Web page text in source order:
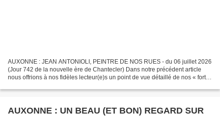
AUXONNE : JEAN ANTONIOLI, PEINTRE DE NOS RUES - du 06 juillet 2026
(Jour 742 de la nouvelle ère de Chantecler) Dans notre précédent article
nous offrions à nos fidèles lecteur(e)s un point de vue détaillé de nos « fortifs
AUXONNE : UN BEAU (ET BON) REGARD SUR